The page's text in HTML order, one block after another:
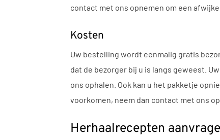
contact met ons opnemen om een
Kosten
Uw bestelling wordt eenmalig gratis
dat de bezorger bij u is langs geweest.
ons ophalen. Ook kan u het pakketje
voorkomen, neem dan contact met ons
Herhaalrecepten